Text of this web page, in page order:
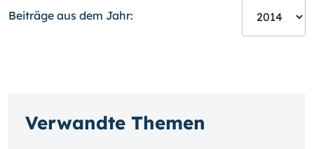
Beiträge aus dem Jahr:
Verwandte Themen